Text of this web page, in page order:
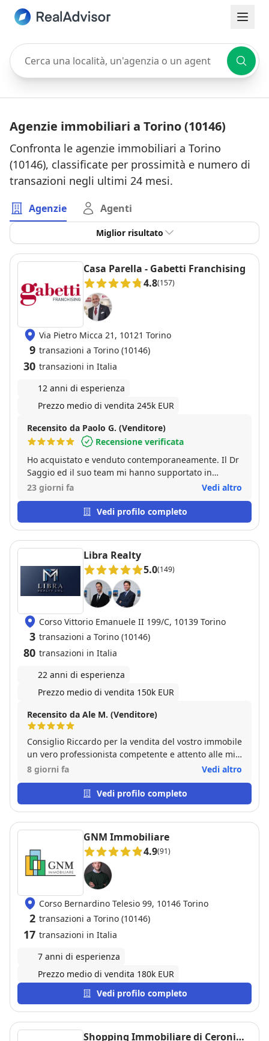
Cerca una località, un'agenzia o un agente
Agenzie immobiliari a Torino (10146)
Confronta le agenzie immobiliari a Torino
(10146), classificate per prossimità e numero di
transazioni negli ultimi 24 mesi.
Agenzie Agenti
Miglior risultato
Casa Parella - Gabetti Franchising
4.8(157)
Via Pietro Micca 21, 10121 Torino
9 transazioni a Torino (10146)
30 transazioni in Italia
12 anni di esperienza
Prezzo medio di vendita 245k EUR
Recensito da Paolo G. (Venditore)
Recensione verificata
Ho acquistato e venduto contemporaneamente. Il Dr
Saggio ed il suo team mi hanno supportato in
entrambe le operazioni e non posso fare altro che
tempi della vendita ma, seguendo i preziosi consigli
di Beppe, tutto è andato per il meglio ed entrambe
ringraziamento particolare allo staff di Gabetti
Parella sempre preciso e disponibile ed al broker
Diego che ci ha aiutato a trovare un mutuo (enorme)
in tempi brevissimi.
23 giorni fa Vedi altro
Vedi profilo completo
Libra Realty
5.0(149)
Corso Vittorio Emanuele II 199/C, 10139 Torino
3 transazioni a Torino (10146)
80 transazioni in Italia
22 anni di esperienza
Prezzo medio di vendita 150k EUR
Recensito da Ale M. (Venditore)
Consiglio Riccardo per la vendita del vostro immobile
un vero professionista competente e attento alle mie
esigenze.
8 giorni fa Vedi altro
Vedi profilo completo
GNM Immobiliare
4.9(91)
Corso Bernardino Telesio 99, 10146 Torino
2 transazioni a Torino (10146)
17 transazioni in Italia
7 anni di esperienza
Prezzo medio di vendita 180k EUR
Vedi profilo completo
Shopping Immobiliare di Ceroni